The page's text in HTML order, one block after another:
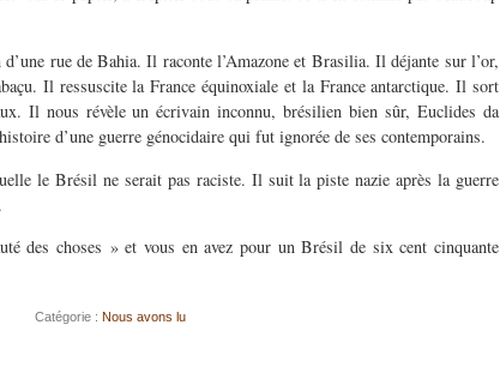
rue de Bahia. Il raconte l’Amazone et Brasilia. Il déjante sur l’or,
Il ressuscite la France équinoxiale et la France antarctique. Il sort
Il nous révèle un écrivain inconnu, brésilien bien sûr, Euclides da
d’une guerre génocidaire qui fut ignorée de ses contemporains.
le Brésil ne serait pas raciste. Il suit la piste nazie après la guerre
des choses » et vous en avez pour un Brésil de six cent cinquante
Catégorie : Nous avons lu